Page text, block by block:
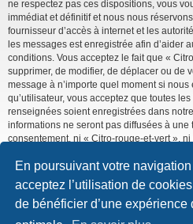
En poursuivant votre
acceptez l’utilisation de
de bénéficier d’une expérience
ne respectez pas ces dispositions, vous
immédiat et définitif et nous nous
fournisseur d’accès à internet et les
les messages est enregistrée afin d’aider
conditions. Vous acceptez le fait que «
supprimer, de modifier, de déplacer ou de
message à n’importe quel moment si
qu’utilisateur, vous acceptez que toutes
renseignées soient enregistrées dans
informations ne seront pas diffusées à une
consentement, ni « Citro-rouge-et-vert »,
comme responsables en cas de tentative
compromettre vos données.